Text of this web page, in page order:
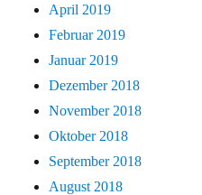
April 2019
Februar 2019
Januar 2019
Dezember 2018
November 2018
Oktober 2018
September 2018
August 2018